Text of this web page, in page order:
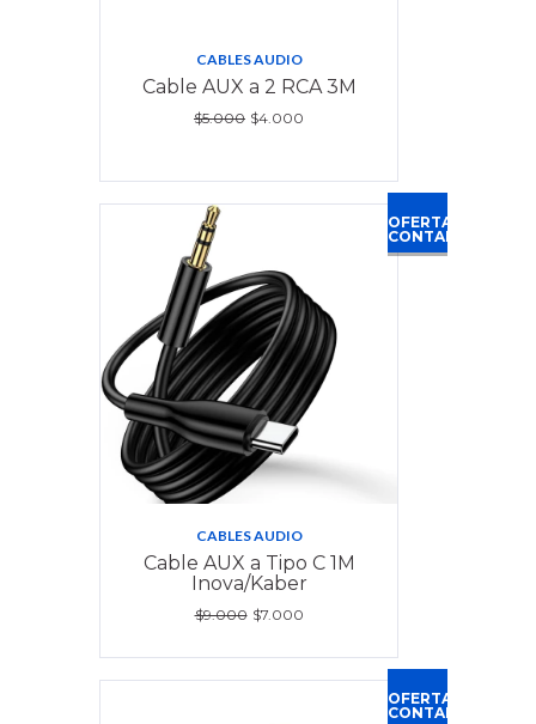
CABLES AUDIO
Cable AUX a 2 RCA 3M
$5.000 $4.000
OFERTA
CONTADO
CABLES AUDIO
Cable AUX a Tipo C 1M
Inova/Kaber
$9.000 $7.000
OFERTA
CONTADO